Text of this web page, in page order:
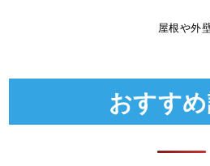
屋根や外
おすす